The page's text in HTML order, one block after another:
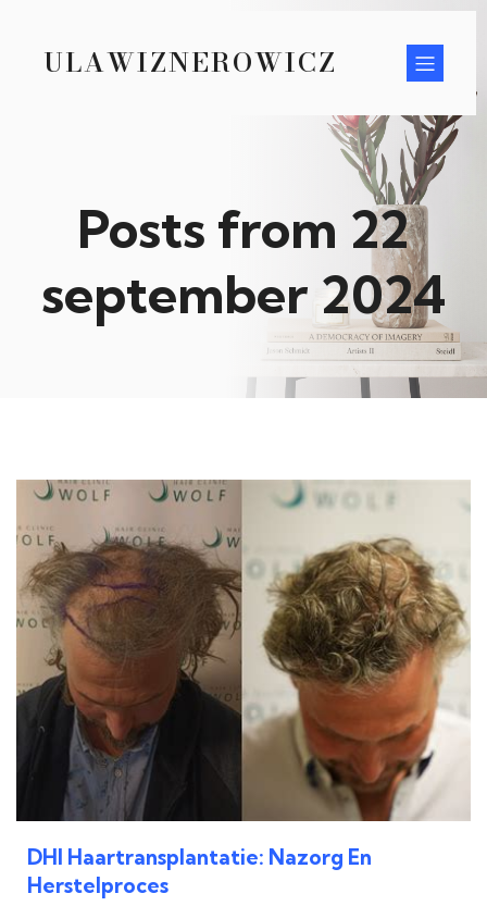
ULAWIZNEROWICZ
Posts from 22
september 2024
DHI Haartransplantatie: Nazorg En
Herstelproces